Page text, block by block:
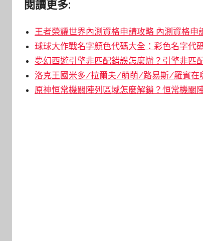
閱讀更多:
王者榮耀世界內測資格申請攻略 內測資格申
球球大作戰名字顏色代碼大全：彩色名字代
夢幻西遊引擎非匹配錯誤怎麼辦？引擎非匹
洛克王國米多/拉爾夫/萌萌/路易斯/羅賓在
原神恒常機關陣列區域怎麼解鎖？恒常機關